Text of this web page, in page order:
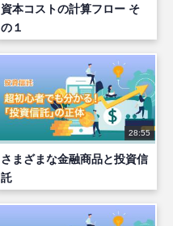
資本コストの計算フロー そ
の１
28:55
さまざまな金融商品と投資信
託